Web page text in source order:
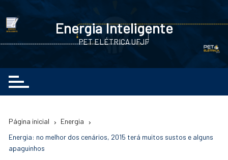
para
conteúdo
Energia Inteligente
PET ELÉTRICA UFJF
Página inicial
Energia
Energia: no melhor dos cenários, 2015 terá muitos sustos e alguns
apaguinhos